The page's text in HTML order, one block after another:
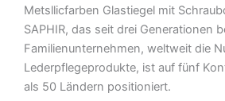
Metsllicfarben Glastiegel mit
SAPHIR, das seit drei Generationen
Familienunternehmen, weltweit die
Lederpflegeprodukte, ist auf fünf
als 50 Ländern positioniert.